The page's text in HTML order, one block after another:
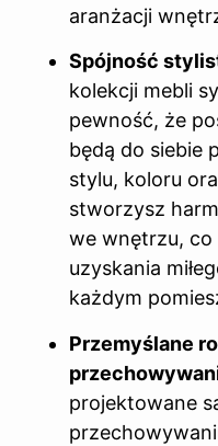
aranżacji
Spójność
kolekcji mebli
pewność, że
będą do siebie
stylu, koloru
stworzysz
we wnętrzu, co
uzyskania
każdym
Przemyślane
projektowane